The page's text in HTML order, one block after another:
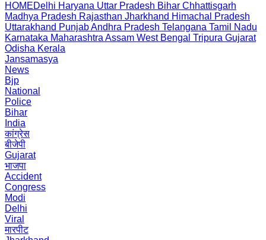
HOMEDelhi Haryana Uttar Pradesh Bihar Chhattisgarh
Madhya Pradesh Rajasthan Jharkhand Himachal Pradesh
Uttarakhand PunjabAndhra Pradesh Telangana Tamil Nadu
Karnataka Maharashtra Assam West Bengal Tripura Gujarat
Odisha Kerala
Jansamasya
News
Bjp
National
Police
Bihar
India
कांग्रेस
बीजेपी
Gujarat
भाजपा
Accident
Congress
Modi
Delhi
Viral
मारपीट